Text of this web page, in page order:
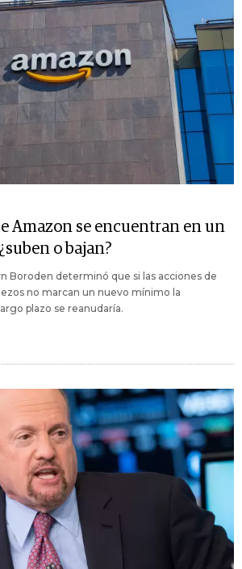
Amazon se encuentran en un
o bajan?
Boroden determinó que si las acciones de
no marcan un nuevo mínimo la
plazo se reanudaría.